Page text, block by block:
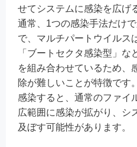
せてシステムに感染を広げ
通常、1つの感染手法だけ
で、マルチパートウイルス
「ブートセクタ感染型」
を組み合わせているため、
除が難しいことが特徴です
感染すると、通常のファイ
広範囲に感染が拡がり、シ
及ぼす可能性があります。